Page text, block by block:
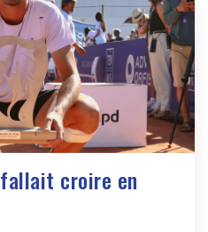
croire en